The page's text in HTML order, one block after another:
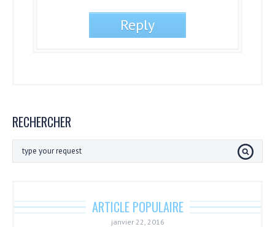
RECHERCHER
ARTICLE POPULAIRE
janvier 22, 2016